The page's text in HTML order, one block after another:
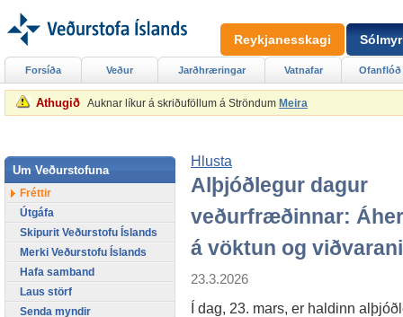
Athugið Auknar líkur á skriðuföllum á Ströndum Meira
Hlusta
Alþjóðlegur dagur
veðurfræðinnar:
á vöktun og
23.3.2026
Í dag, 23. mars, er haldinn
Forsíða Veður Jarðhræringar Vatnafar Ofanflóð
Um Veðurstofuna
Fréttir
Útgáfa
Skipurit Veðurstofu Íslands
Merki Veðurstofu Íslands
Hafa samband
Laus störf
Senda myndir
Reykjanesskagi